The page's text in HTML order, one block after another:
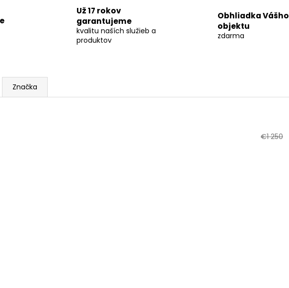
Už 17 rokov
garantujeme
kvalitu naších služieb a
produktov
Obhliadka Vášho
objektu
zdarma
Značka
€1 250